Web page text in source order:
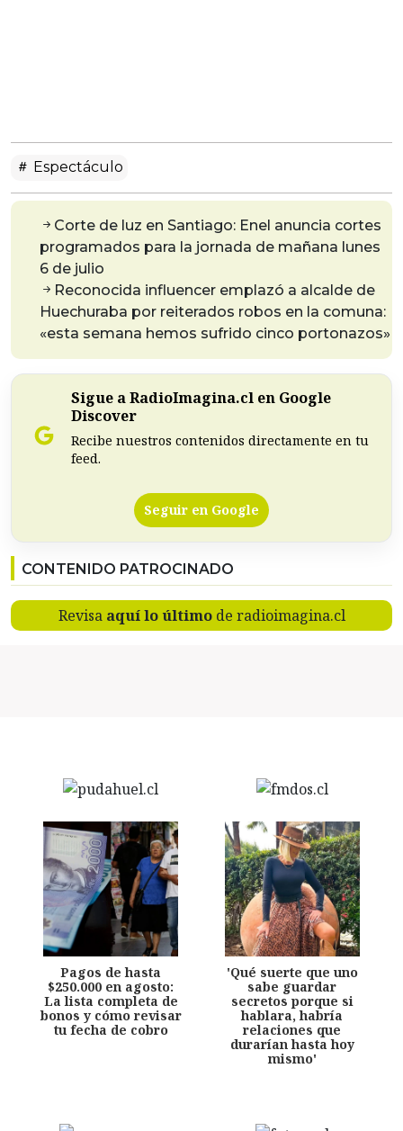
Espectáculo
Corte de luz en Santiago: Enel anuncia cortes
programados para la jornada de mañana lunes
6 de julio
Reconocida influencer emplazó a alcalde de
Huechuraba por reiterados robos en la comuna:
«esta semana hemos sufrido cinco portonazos»
Sigue a RadioImagina.cl en Google
Discover
Recibe nuestros contenidos directamente en tu
feed.
Seguir en Google
CONTENIDO PATROCINADO
Revisa aquí lo últimode radioimagina.cl
Pagos de hasta
$250.000 en agosto:
La lista completa de
bonos y cómo revisar
tu fecha de cobro
'Qué suerte que uno
sabe guardar
secretos porque si
hablara, habría
relaciones que
durarían hasta hoy
mismo'